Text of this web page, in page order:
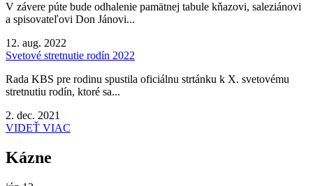
V závere púte bude odhalenie pamätnej tabule kňazovi, saleziánovi
a spisovateľovi Don Jánovi...
12. aug. 2022
Svetové stretnutie rodín 2022
Rada KBS pre rodinu spustila oficiálnu strtánku k X. svetovému
stretnutiu rodín, ktoré sa...
2. dec. 2021
VIDEŤ VIAC
Kázne